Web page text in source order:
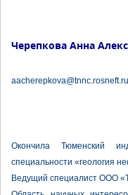
Черепкова Анна
aacherepkova@tnnc.rosneft.ru
Окончила Тюменский
специальности «геология
Ведущий специалист ООО